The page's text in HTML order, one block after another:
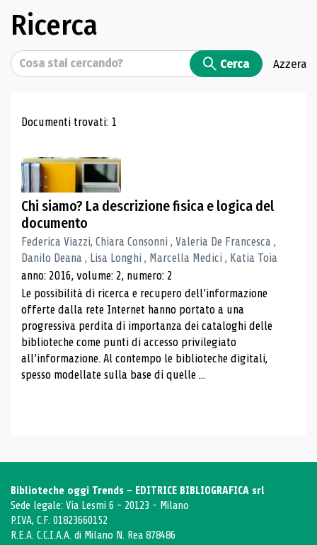
Ricerca
Cerca Cerca Azzera
Risultati di ricerca
Documenti trovati: 1
Chi siamo? La descrizione fisica e logica del
documento
Federica Viazzi, Chiara Consonni , Valeria De Francesca ,
Danilo Deana , Lisa Longhi , Marcella Medici , Katia Toia
anno: 2016, volume: 2, numero: 2
Le possibilità di ricerca e recupero dell’informazione
offerte dalla rete Internet hanno portato a una
progressiva perdita di importanza dei cataloghi delle
biblioteche come punti di accesso privilegiato
all’informazione. Al contempo le biblioteche digitali,
spesso modellate sulla base di quelle ...
Biblioteche oggi Trends - EDITRICE BIBLIOGRAFICA srl
Sede legale: Via Lesmi 6 - 20123 - Milano
P.IVA, C.F. 01823660152
R.E.A. C.C.I.A.A. di Milano N. Rea 878486